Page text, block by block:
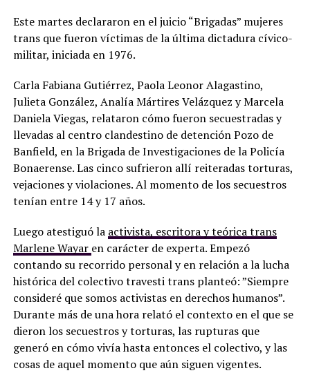
Este martes declararon en el juicio “Brigadas” mujeres
trans que fueron víctimas de la última dictadura cívico-
militar, iniciada en 1976.
Carla Fabiana Gutiérrez, Paola Leonor Alagastino,
Julieta González, Analía Mártires Velázquez y Marcela
Daniela Viegas, relataron cómo fueron secuestradas y
llevadas al centro clandestino de detención Pozo de
Banfield, en la Brigada de Investigaciones de la Policía
Bonaerense. Las cinco sufrieron allí reiteradas torturas,
vejaciones y violaciones. Al momento de los secuestros
tenían entre 14 y 17 años.
Luego atestiguó la activista, escritora y teórica trans
Marlene Wayar en carácter de experta. Empezó
contando su recorrido personal y en relación a la lucha
histórica del colectivo travesti trans planteó: ”Siempre
consideré que somos activistas en derechos humanos”.
Durante más de una hora relató el contexto en el que se
dieron los secuestros y torturas, las rupturas que
generó en cómo vivía hasta entonces el colectivo, y las
cosas de aquel momento que aún siguen vigentes.